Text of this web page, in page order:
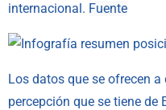
internacional. Fuente
Los datos que se ofrecen
percepción que se tiene de